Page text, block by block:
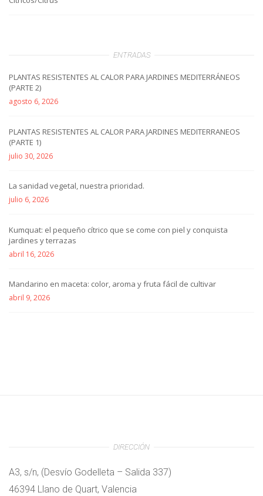
ENTRADAS
PLANTAS RESISTENTES AL CALOR PARA JARDINES MEDITERRÁNEOS
(PARTE 2)
agosto 6, 2026
PLANTAS RESISTENTES AL CALOR PARA JARDINES MEDITERRANEOS
(PARTE 1)
julio 30, 2026
La sanidad vegetal, nuestra prioridad.
julio 6, 2026
Kumquat: el pequeño cítrico que se come con piel y conquista
jardines y terrazas
abril 16, 2026
Mandarino en maceta: color, aroma y fruta fácil de cultivar
abril 9, 2026
DIRECCIÓN
A3, s/n, (Desvío Godelleta – Salida 337)
46394 Llano de Quart, Valencia